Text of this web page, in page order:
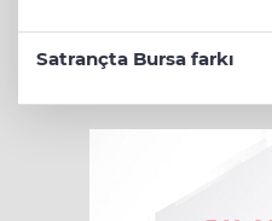
Satrançta Bursa farkı